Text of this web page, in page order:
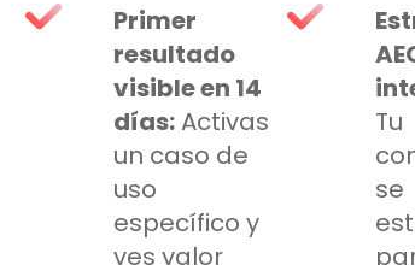
Primer
resultado
visible en 14
días:Activas
un caso de
uso
específico y
ves valor
Tu
se